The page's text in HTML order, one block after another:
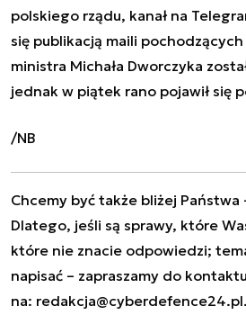
polskiego rządu, kanał na
się publikacją maili
ministra Michała Dworczyka
jednak w piątek rano pojawił się
/NB
Chcemy być także bliżej Państwa
Dlatego, jeśli są sprawy, które
które nie znacie odpowiedzi;
napisać – zapraszamy do
na: redakcja@cyberdefence24.pl